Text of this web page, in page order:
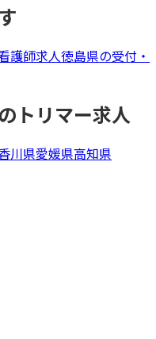
護師求人徳島県の受付・
トリマー求人
川県愛媛県高知県